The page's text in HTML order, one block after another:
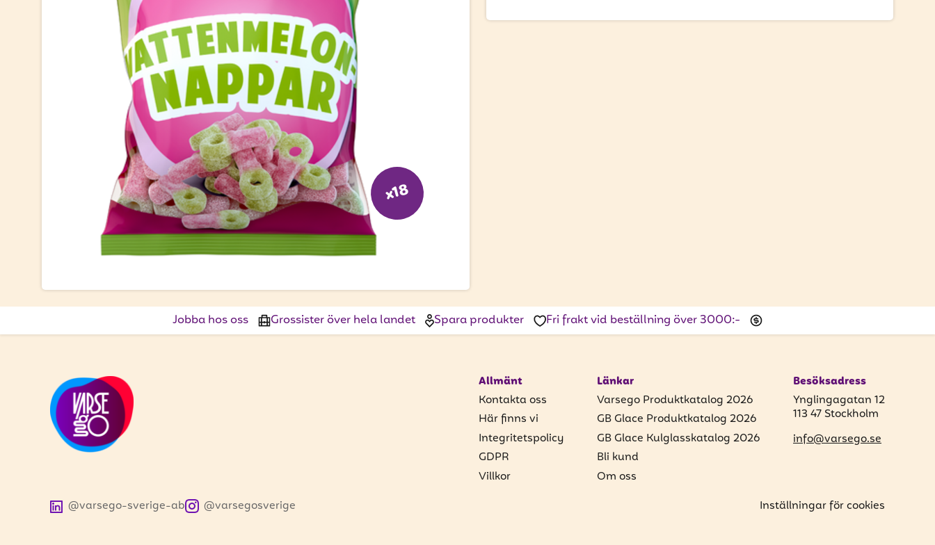
x18
Jobba hos oss Grossister över hela landet Spara produkter Fri frakt vid beställning över 3000:-
@varsego-sverige-ab @varsegosverige
Allmänt
Kontakta oss
Här finns vi
Integritetspolicy
GDPR
Villkor
Länkar
Varsego Produktkatalog 2026
GB Glace Produktkatalog 2026
GB Glace Kulglasskatalog 2026
Bli kund
Om oss
Besöksadress
Ynglingagatan 12
113 47 Stockholm
info@varsego.se
Inställningar för cookies